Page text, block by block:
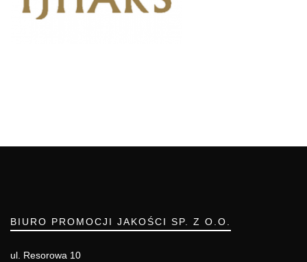
BIURO PROMOCJI JAKOŚCI SP. Z O.O.
ul. Resorowa 10